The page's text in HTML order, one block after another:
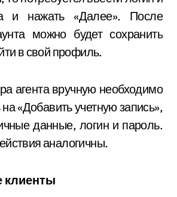
и нажать «Далее». После
можно будет сохранить
в свой профиль.
агента вручную необходимо
на «Добавить учетную запись»,
данные, логин и пароль.
аналогичны.
клиенты